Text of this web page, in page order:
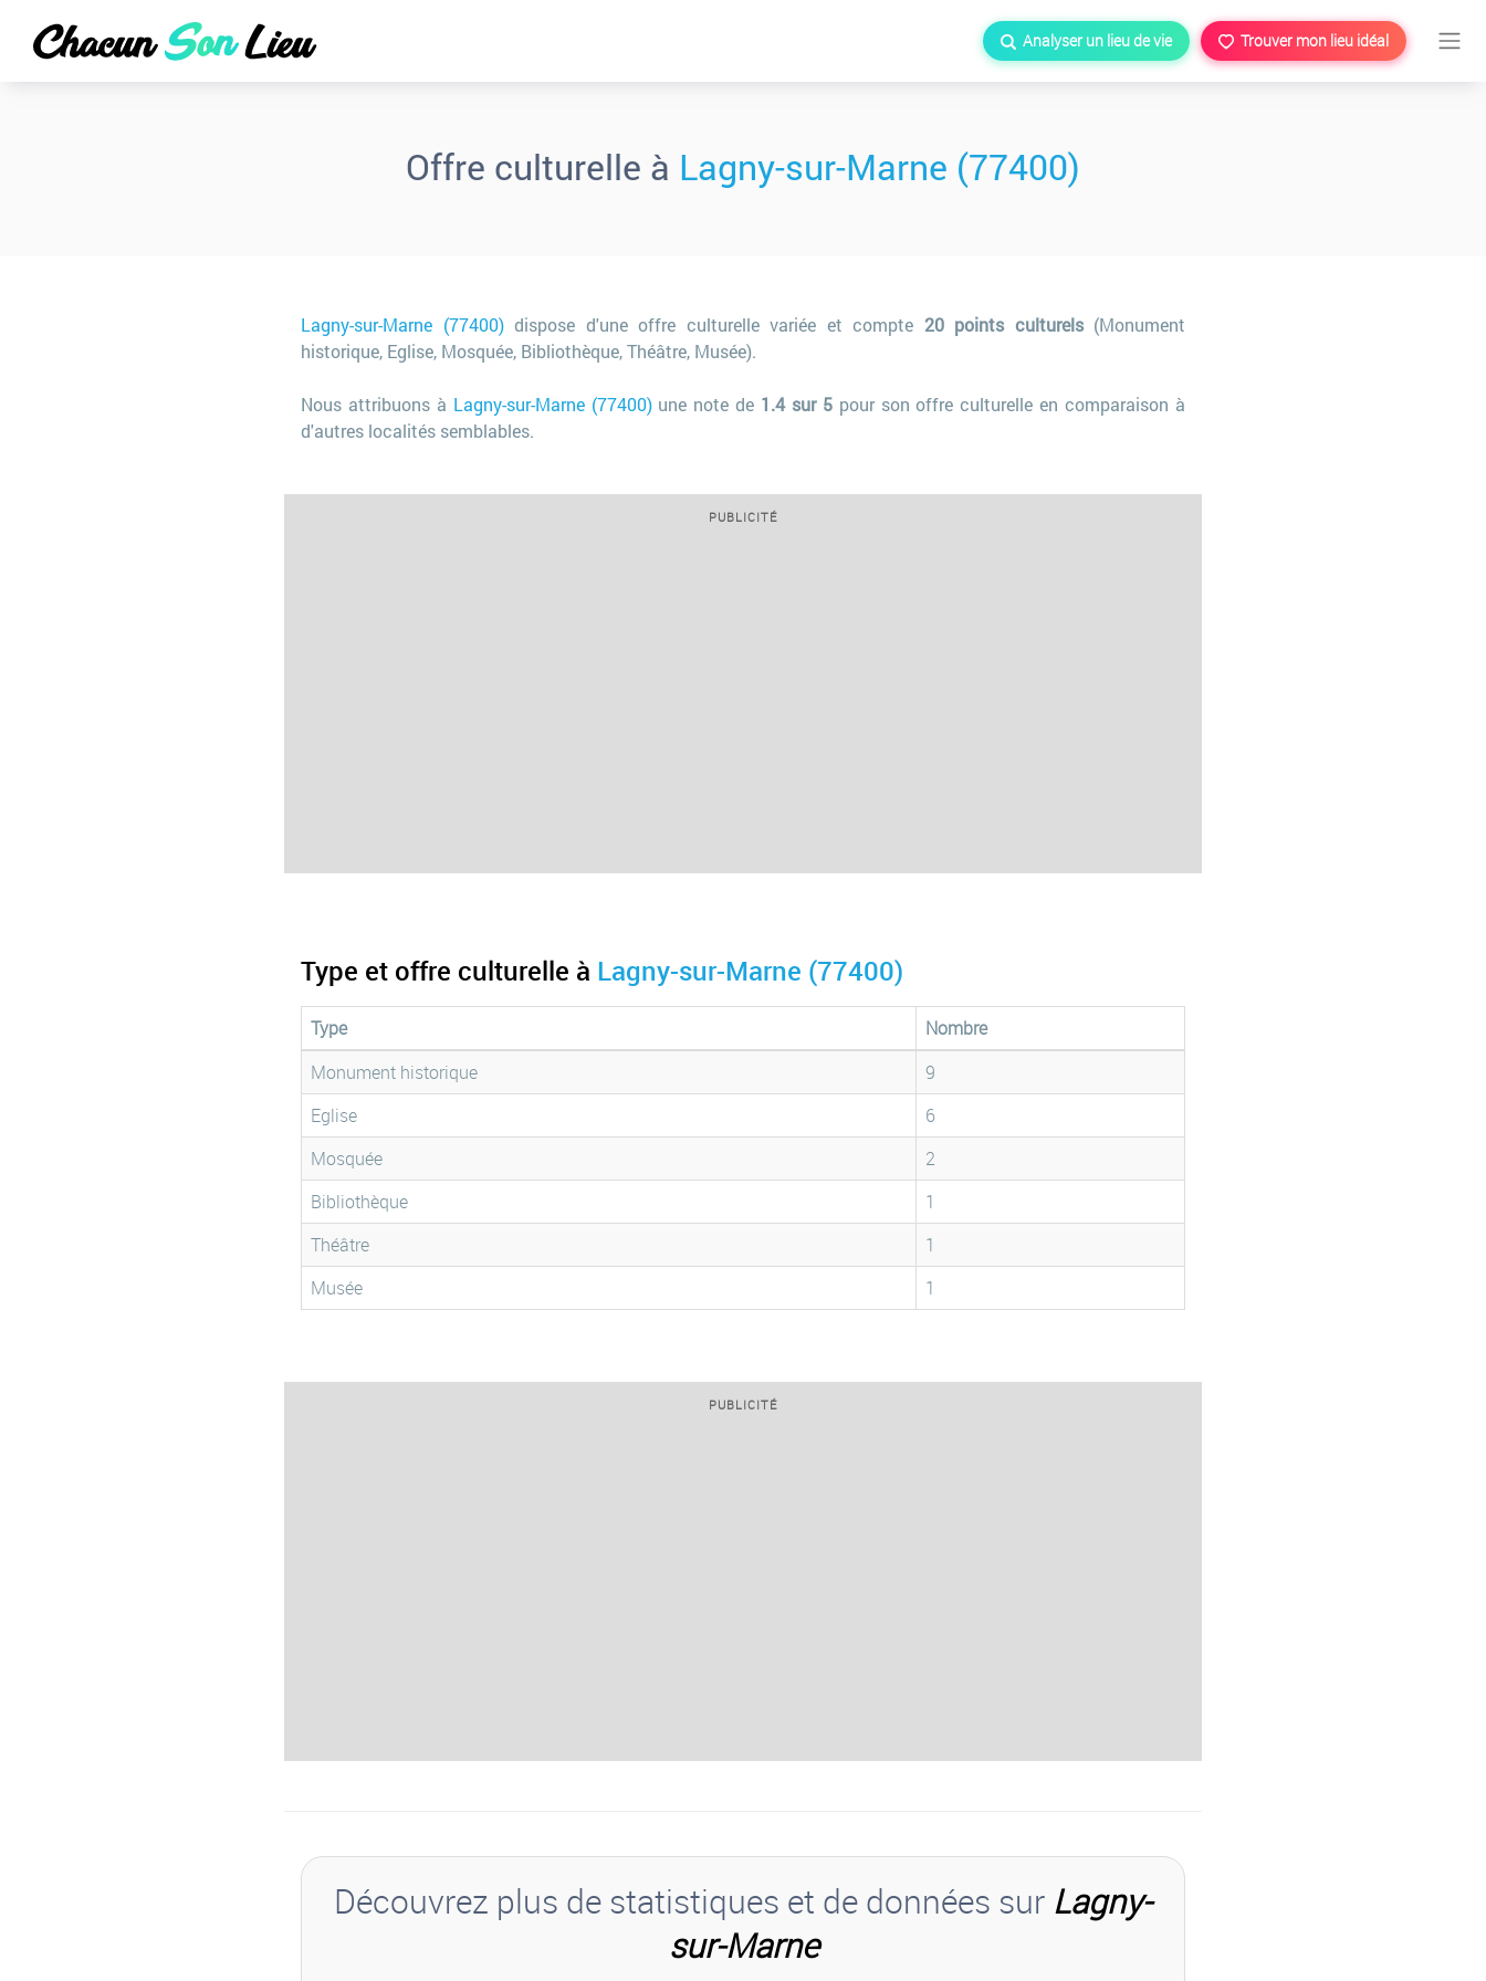
Analyser un lieu de vie Trouver mon lieu idéal
Offre culturelle à Lagny-sur-Marne (77400)
Lagny-sur-Marne (77400)dispose d'une offre culturelle variée et compte 20 points culturels(Monument
historique, Eglise, Mosquée, Bibliothèque, Théâtre, Musée).
Nous attribuons à Lagny-sur-Marne (77400)une note de 1.4 sur 5pour son offre culturelle en comparaison à
d'autres localités semblables.
PUBLICITÉ
Type et offre culturelle à Lagny-sur-Marne (77400)
Type
Nombre
Monument historique
9
Eglise
6
Mosquée
2
Bibliothèque
1
Théâtre
1
Musée
1
PUBLICITÉ
Découvrez plus de statistiques et de données sur Lagny-
sur-Marne